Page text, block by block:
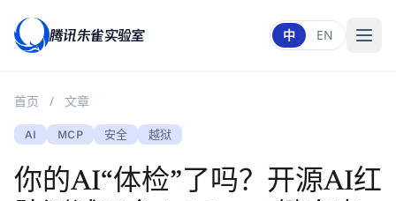
腾讯朱雀实验室 中 EN
首页 / 文章
AI MCP 安全 越狱
你的AI“体检”了吗？开源AI红